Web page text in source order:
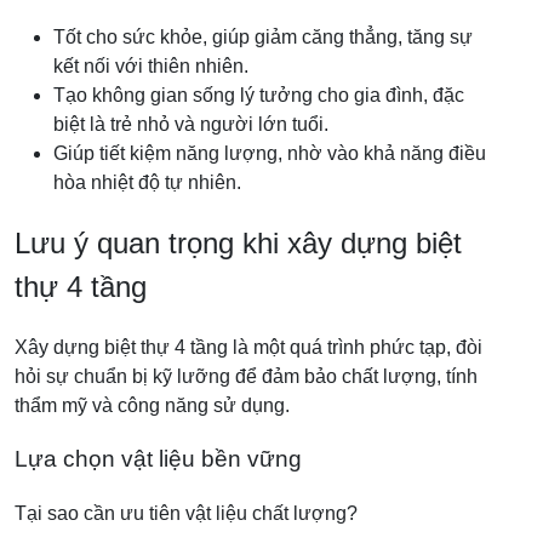
Tốt cho sức khỏe, giúp giảm căng thẳng, tăng sự
kết nối với thiên nhiên.
Tạo không gian sống lý tưởng cho gia đình, đặc
biệt là trẻ nhỏ và người lớn tuổi.
Giúp tiết kiệm năng lượng, nhờ vào khả năng điều
hòa nhiệt độ tự nhiên.
Lưu ý quan trọng khi xây dựng biệt
thự 4 tầng
Xây dựng biệt thự 4 tầng là một quá trình phức tạp, đòi
hỏi sự chuẩn bị kỹ lưỡng để đảm bảo chất lượng, tính
thẩm mỹ và công năng sử dụng.
Lựa chọn vật liệu bền vững
Tại sao cần ưu tiên vật liệu chất lượng?